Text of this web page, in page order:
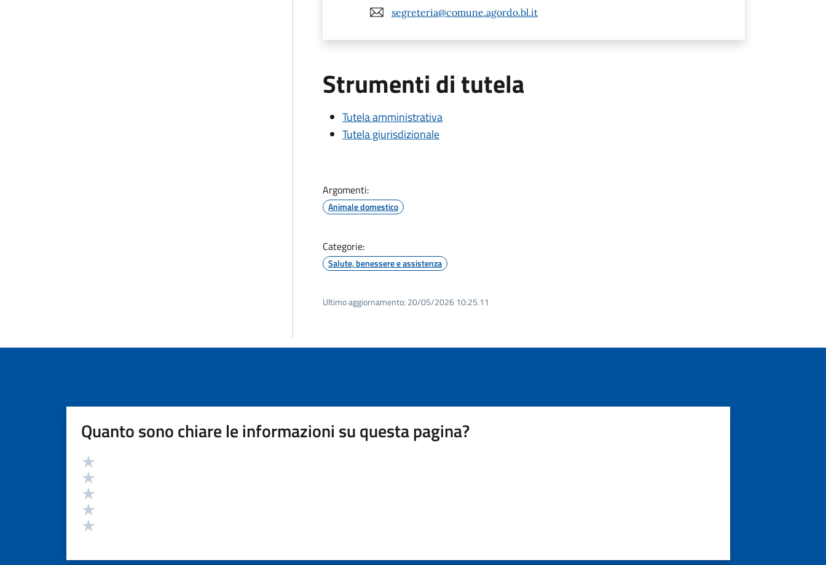
segreteria@comune.agordo.bl.it
Strumenti di tutela
Tutela amministrativa
Tutela giurisdizionale
Argomenti:
Animale domestico
Categorie:
Salute, benessere e assistenza
Ultimo aggiornamento: 20/05/2026 10:25.11
Quanto sono chiare le informazioni su questa pagina?
Valutazione